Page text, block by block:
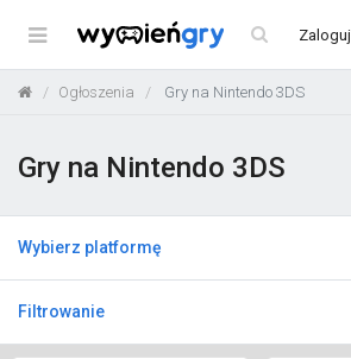
Menu Zaloguj
Ogłoszenia Gry na Nintendo 3DS
Gry na Nintendo 3DS
Wybierz platformę
Filtrowanie